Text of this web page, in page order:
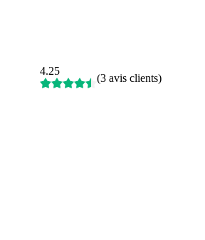
4.25
(3 avis clients)